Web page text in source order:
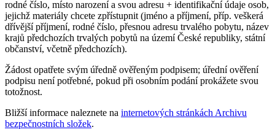
rodné číslo, místo narození a svou adresu + identifikační údaje osob,
jejichž materiály chcete zpřístupnit (jméno a příjmení, příp. veškerá
dřívější příjmení, rodné číslo, přesnou adresu trvalého pobytu, název
krajů předchozích trvalých pobytů na území České republiky, státní
občanství, včetně předchozích).
Žádost opatřete svým úředně ověřeným podpisem; úřední ověření
podpisu není potřebné, pokud při osobním podání prokážete svou
totožnost.
Bližší informace naleznete na internetových stránkách Archivu
bezpečnostních složek.